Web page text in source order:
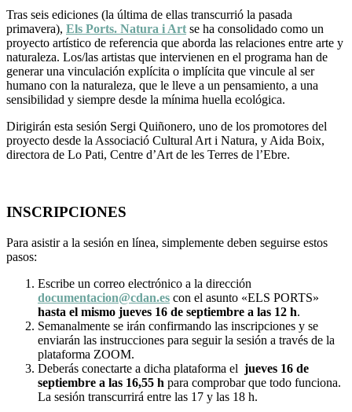
Tras seis ediciones (la última de ellas transcurrió la pasada
primavera), Els Ports. Natura i Art se ha consolidado como un
proyecto artístico de referencia que aborda las relaciones entre arte y
naturaleza. Los/las artistas que intervienen en el programa han de
generar una vinculación explícita o implícita que vincule al ser
humano con la naturaleza, que le lleve a un pensamiento, a una
sensibilidad y siempre desde la mínima huella ecológica.
Dirigirán esta sesión Sergi Quiñonero, uno de los promotores del
proyecto desde la Associació Cultural Art i Natura, y Aida Boix,
directora de Lo Pati, Centre d’Art de les Terres de l’Ebre.
INSCRIPCIONES
Para asistir a la sesión en línea, simplemente deben seguirse estos
pasos:
Escribe un correo electrónico a la dirección
documentacion@cdan.es con el asunto «ELS PORTS»
hasta el mismo jueves 16 de septiembre a las 12 h.
Semanalmente se irán confirmando las inscripciones y se
enviarán las instrucciones para seguir la sesión a través de la
plataforma ZOOM.
Deberás conectarte a dicha plataforma el jueves 16 de
septiembre a las 16,55 h para comprobar que todo funciona.
La sesión transcurrirá entre las 17 y las 18 h.